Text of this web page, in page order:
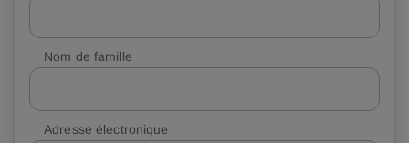
Nom de famille
Adresse électronique